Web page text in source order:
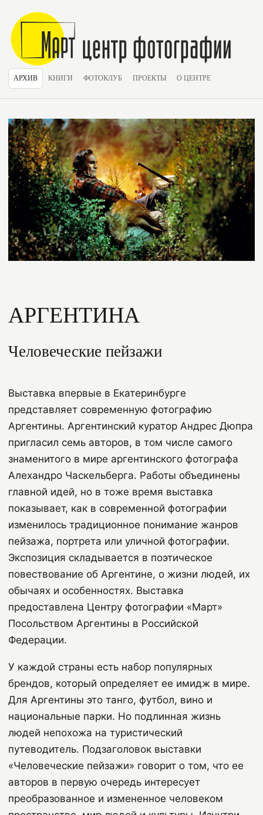
АРХИВ КНИГИ ФОТОКЛУБ ПРОЕКТЫ О ЦЕНТРЕ
АРГЕНТИНА
Человеческие пейзажи
Выставка впервые в Екатеринбурге
представляет современную фотографию
Аргентины. Аргентинский куратор Андрес Дюпра
пригласил семь авторов, в том числе самого
знаменитого в мире аргентинского фотографа
Алехандро Часкельберга. Работы объединены
главной идей, но в тоже время выставка
показывает, как в современной фотографии
изменилось традиционное понимание жанров
пейзажа, портрета или уличной фотографии.
Экспозиция складывается в поэтическое
повествование об Аргентине, о жизни людей, их
обычаях и особенностях. Выставка
предоставлена Центру фотографии «Март»
Посольством Аргентины в Российской
Федерации.
У каждой страны есть набор популярных
брендов, который определяет ее имидж в мире.
Для Аргентины это танго, футбол, вино и
национальные парки. Но подлинная жизнь
людей непохожа на туристический
путеводитель. Подзаголовок выставки
«Человеческие пейзажи» говорит о том, что ее
авторов в первую очередь интересует
преобразованное и измененное человеком